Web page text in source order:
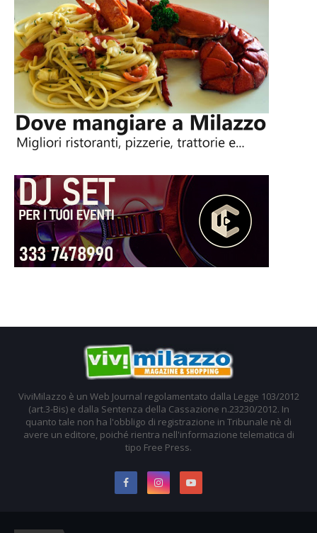
ViviMilazzo è un Web Journal regolamentato dalla Legge 103/2012
(art.3-Bis) e dalla Sentenza della Cassazione n.23230/2012. In
quanto tale non ha l'obbligo di registrazione in Tribunale nè di
avere un editore, poiché rientra nell'informazione telematica di
tipo Free Press.